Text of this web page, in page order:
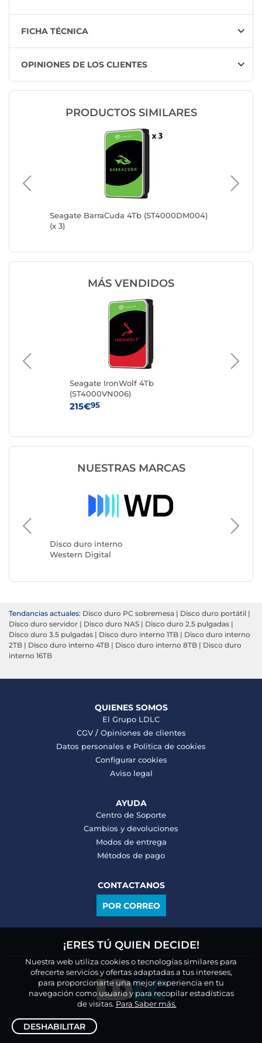
FICHA TÉCNICA
OPINIONES DE LOS CLIENTES
PRODUCTOS SIMILARES
Seagate BarraCuda 4Tb (ST4000DM004)
(x 3)
MÁS VENDIDOS
Seagate IronWolf 4Tb
(ST4000VN006)
215€95
NUESTRAS MARCAS
Disco duro interno
Western Digital
Tendancias actuales: Disco duro PC sobremesa | Disco duro portátil |
Disco duro servidor | Disco duro NAS | Disco duro 2.5 pulgadas |
Disco duro 3.5 pulgadas | Disco duro interno 1TB | Disco duro interno
2TB | Disco duro interno 4TB | Disco duro interno 8TB | Disco duro
interno 16TB
QUIENES SOMOS
El Grupo LDLC
CGV/ Opiniones de clientes
Datos personales e Politica de cookies
Configurar cookies
Aviso legal
AYUDA
Centro de Soporte
Cambios y devoluciones
Modos de entrega
Métodos de pago
CONTACTANOS
POR CORREO
¡ERES TÚ QUIEN DECIDE!
Nuestra web utiliza cookies o tecnologías similares para
ofrecerte servicios y ofertas adaptadas a tus intereses,
para proporcionarte una mejor experiencia en tu
navegación como usuario y para recopilar estadísticas
de visitas. Para Saber más.
DESHABILITAR